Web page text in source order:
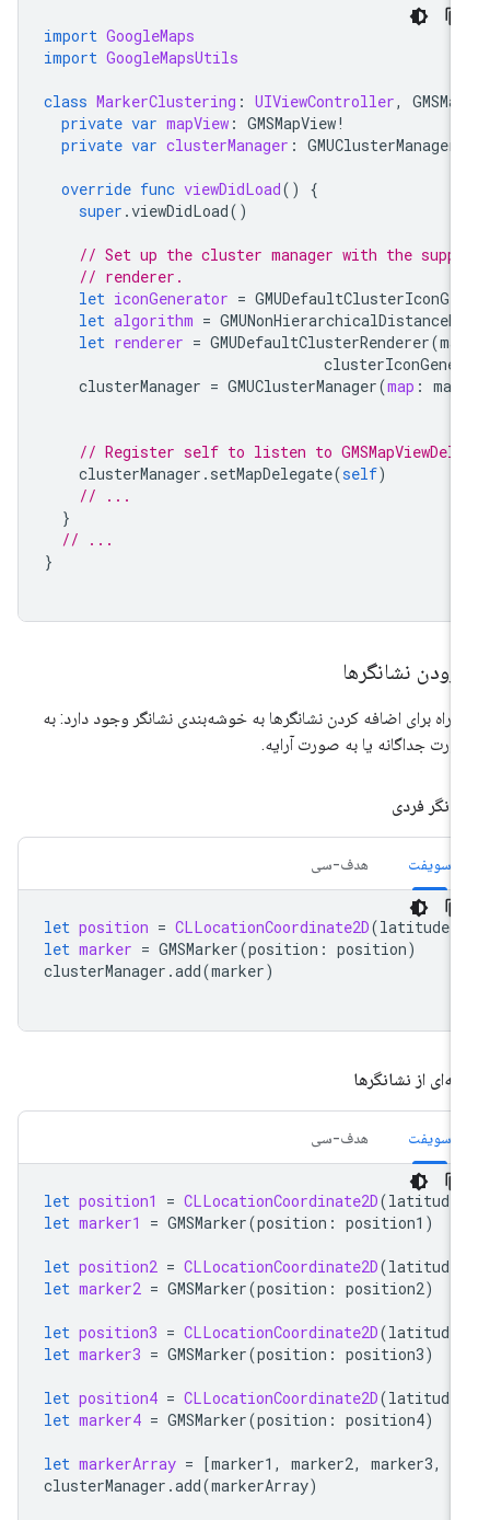
import GoogleMaps
import GoogleMapsUtils
class MarkerClustering: UIViewController,
private
var mapView: GMSMapView
private
var clusterManager: GMUClusterManager
override func viewDidLoad ()
super.viewDidLoad
// Set up the cluster manager with the
// renderer.
let iconGenerator =
let algorithm =
let renderer = GMUDefaultClusterRenderer
clusterManager
= GMUClusterManager( map:
// Register self to listen to
clusterManager.setMapDelegate(self
// ...
// ...
نشانگرها
راه برای اضافه کردن نشانگرها به خوشه‌بندی نشانگر وجود دارد: به
جداگانه یا به صورت آرایه.
فردی
سویفت هدف-سی
let position = CLLocationCoordinate2D(latitude
let marker = GMSMarker(position: position
clusterManager.add(marker
از نشانگرها
سویفت هدف-سی
let position1 = CLLocationCoordinate2D(latitude
let marker1 = GMSMarker(position: position1
let position2 = CLLocationCoordinate2D(latitude
let marker2 = GMSMarker(position: position2
let position3 = CLLocationCoordinate2D(latitude
let marker3 = GMSMarker(position: position3
let position4 = CLLocationCoordinate2D(latitude
let marker4 = GMSMarker(position: position4
let markerArray = [marker1, marker2, marker3
clusterManager.add(markerArray